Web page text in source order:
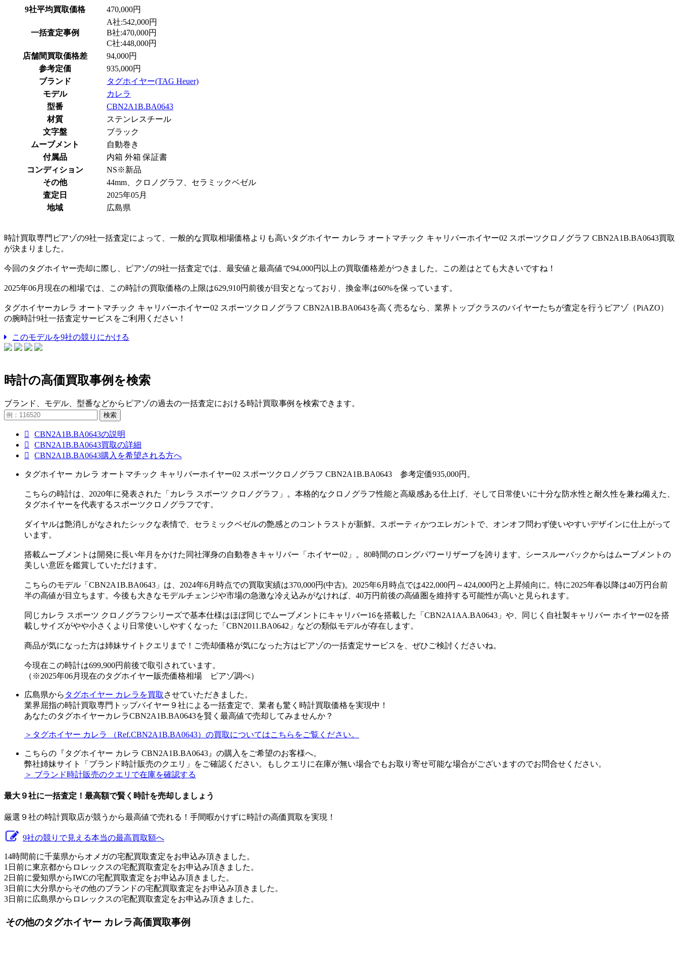
9社平均買取価格 470,000円
一括査定事例
A社:542,000円
B社:470,000円
C社:448,000円
店舗間買取価格差
94,000円
参考定価
935,000円
ブランド
タグホイヤー(TAG Heuer)
モデル
カレラ
型番
CBN2A1B.BA0643
材質
ステンレスチール
文字盤
ブラック
ムーブメント
自動巻き
付属品
内箱 外箱 保証書
コンディション
NS※新品
その他
44mm、クロノグラフ、セラミックベゼル
査定日
2025年05月
地域
広島県
時計買取専門ピアゾの9社一括査定によって、一般的な買取相場価格よりも高いタグホイヤー カレラ オートマチック キャリバーホイヤー02 スポーツクロノグラフ CBN2A1B.BA0643買取
が決まりました。
今回のタグホイヤー売却に際し、ピアゾの9社一括査定では、最安値と最高値で94,000円以上の買取価格差がつきました。この差はとても大きいですね！
2025年06月現在の相場では、この時計の買取価格の上限は629,910円前後が目安となっており、換金率は60%を保っています。
タグホイヤーカレラ オートマチック キャリバーホイヤー02 スポーツクロノグラフ CBN2A1B.BA0643を高く売るなら、業界トップクラスのバイヤーたちが査定を行うピアゾ（PiAZO）
の腕時計9社一括査定サービスをご利用ください！
このモデルを9社の競りにかける
時計の高価買取事例を検索
ブランド、モデル、型番などからピアゾの過去の一括査定における時計買取事例を検索できます。
検索
CBN2A1B.BA0643の説明
CBN2A1B.BA0643買取の詳細
CBN2A1B.BA0643購入を希望される方へ
タグホイヤー カレラ オートマチック キャリバーホイヤー02 スポーツクロノグラフ CBN2A1B.BA0643 参考定価935,000円。
こちらの時計は、2020年に発表された「カレラ スポーツ クロノグラフ」。本格的なクロノグラフ性能と高級感ある仕上げ、そして日常使いに十分な防水性と耐久性を兼ね備えた、
タグホイヤーを代表するスポーツクロノグラフです。
ダイヤルは艶消しがなされたシックな表情で、セラミックベゼルの艶感とのコントラストが新鮮。スポーティかつエレガントで、オンオフ問わず使いやすいデザインに仕上がって
います。
搭載ムーブメントは開発に長い年月をかけた同社渾身の自動巻きキャリバー「ホイヤー02」。80時間のロングパワーリザーブを誇ります。シースルーバックからはムーブメントの
美しい意匠を鑑賞していただけます。
こちらのモデル「CBN2A1B.BA0643」は、2024年6月時点での買取実績は370,000円(中古)。2025年6月時点では422,000円～424,000円と上昇傾向に。特に2025年春以降は40万円台前
半の高値が目立ちます。今後も大きなモデルチェンジや市場の急激な冷え込みがなければ、40万円前後の高値圏を維持する可能性が高いと見られます。
同じカレラ スポーツ クロノグラフシリーズで基本仕様はほぼ同じでムーブメントにキャリバー16を搭載した「CBN2A1AA.BA0643」や、同じく自社製キャリバー ホイヤー02を搭
載しサイズがやや小さくより日常使いしやすくなった「CBN2011.BA0642」などの類似モデルが存在します。
商品が気になった方は姉妹サイトクエリまで！ご売却価格が気になった方はピアゾの一括査定サービスを、ぜひご検討くださいね。
今現在この時計は699,900円前後で取引されています。
（※2025年06月現在のタグホイヤー販売価格相場 ピアゾ調べ）
広島県から タグホイヤー カレラを買取 させていただきました。
業界屈指の時計買取専門トップバイヤー９社による一括査定で、業者も驚く時計買取価格を実現中！
あなたのタグホイヤーカレラCBN2A1B.BA0643を賢く最高値で売却してみませんか？
＞タグホイヤー カレラ （Ref.CBN2A1B.BA0643）の買取についてはこちらをご覧ください。
こちらの『タグホイヤー カレラ CBN2A1B.BA0643』の購入をご希望のお客様へ。
弊社姉妹サイト「ブランド時計販売のクエリ」をご確認ください。もしクエリに在庫が無い場合でもお取り寄せ可能な場合がございますのでお問合せください。
＞ ブランド時計販売のクエリで在庫を確認する
最大９社に一括査定！ 最高額で賢く時計を売却しましょう
厳選９社の時計買取店が競うから最高値で売れる！手間暇かけずに時計の高価買取を実現！
9社の競りで見える本当の最高買取額へ
14時間前に千葉県からオメガの宅配買取査定をお申込み頂きました。
1日前に東京都からロレックスの宅配買取査定をお申込み頂きました。
2日前に愛知県からIWCの宅配買取査定をお申込み頂きました。
3日前に大分県からその他のブランドの宅配買取査定をお申込み頂きました。
3日前に広島県からロレックスの宅配買取査定をお申込み頂きました。
その他のタグホイヤー カレラ高価買取事例